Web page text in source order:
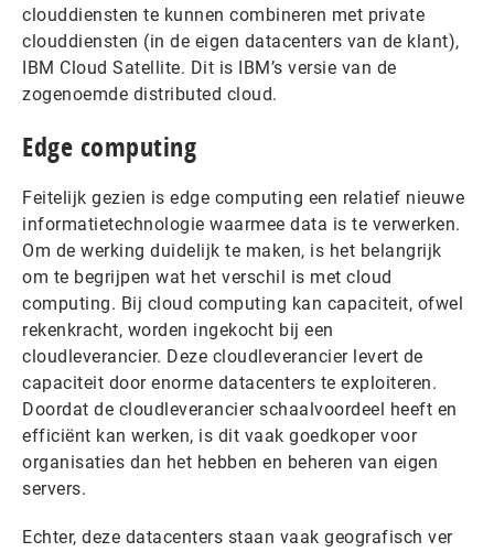
clouddiensten te kunnen combineren met private
clouddiensten (in de eigen datacenters van de klant),
IBM Cloud Satellite. Dit is IBM’s versie van de
zogenoemde distributed cloud.
Edge computing
Feitelijk gezien is edge computing een relatief nieuwe
informatietechnologie waarmee data is te verwerken.
Om de werking duidelijk te maken, is het belangrijk
om te begrijpen wat het verschil is met cloud
computing. Bij cloud computing kan capaciteit, ofwel
rekenkracht, worden ingekocht bij een
cloudleverancier. Deze cloudleverancier levert de
capaciteit door enorme datacenters te exploiteren.
Doordat de cloudleverancier schaalvoordeel heeft en
efficiënt kan werken, is dit vaak goedkoper voor
organisaties dan het hebben en beheren van eigen
servers.
Echter, deze datacenters staan vaak geografisch ver